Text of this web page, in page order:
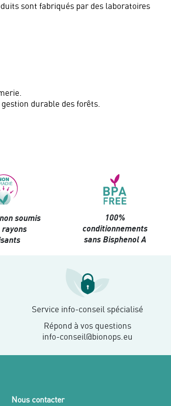
sont fabriqués par des laboratoires
durable des forêts.
soumis
rayons
100%
conditionnements
sans Bisphenol A
Service info-conseil spécialisé
Répond à vos questions
info-conseil@bionops.eu
Nous contacter